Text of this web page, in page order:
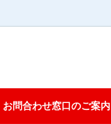
お問合わせ窓口のご案内